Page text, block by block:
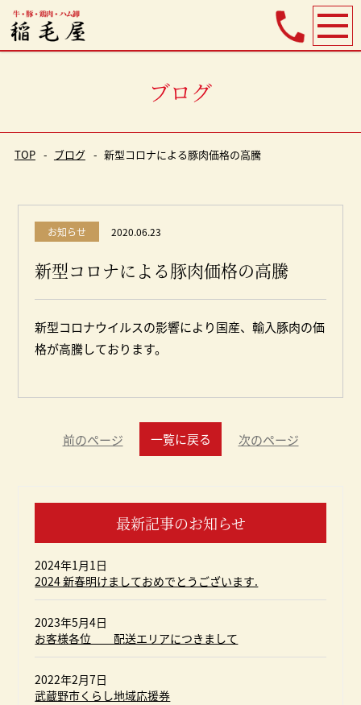
ブログ
TOP ブログ 新型コロナによる豚肉価格の高騰
お知らせ 2020.06.23
新型コロナによる豚肉価格の高騰
新型コロナウイルスの影響により国産、輸入豚肉の価
格が高騰しております。
前のページ 一覧に戻る 次のページ
最新記事のお知らせ
2024 新春明けましておめでとうございます.
2024年1月1日
お客様各位 配送エリアにつきまして
2023年5月4日
武蔵野市くらし地域応援券
2022年2月7日